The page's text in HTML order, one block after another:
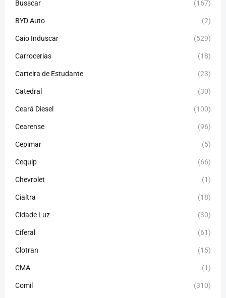
Busscar (167)
BYD Auto (2)
Caio Induscar (529)
Carrocerias (18)
Carteira de Estudante (23)
Catedral (30)
Ceará Diesel (100)
Cearense (96)
Cepimar (5)
Cequip (66)
Chevrolet (1)
Cialtra (18)
Cidade Luz (30)
Ciferal (61)
Clotran (15)
CMA (1)
Comil (310)